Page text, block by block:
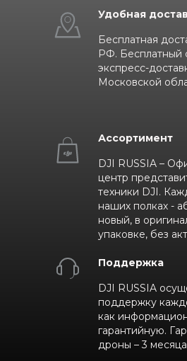
Удобная
Бесплатная
РФ. Бесплатный
экспресс-
Московской
Ассортимент
DJI RUSSIA –
центр
техники DJI.
наших полках -
новый, в
упаковке, без
Поддержка
DJI RUSSIA
поддержку
как
гарантийную.
дроны – 3